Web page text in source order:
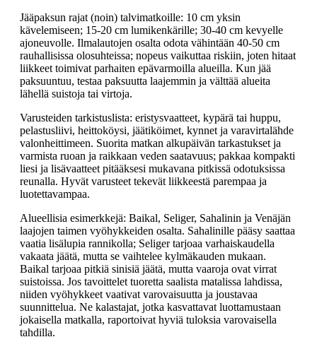
Jääpaksun rajat (noin) talvimatkoille: 10 cm yksin
kävelemiseen; 15-20 cm lumikenkärille; 30-40 cm kevyelle
ajoneuvolle. Ilmalautojen osalta odota vähintään 40-50 cm
rauhallisissa olosuhteissa; nopeus vaikuttaa riskiin, joten hitaat
liikkeet toimivat parhaiten epävarmoilla alueilla. Kun jää
paksuuntuu, testaa paksuutta laajemmin ja välttää alueita
lähellä suistoja tai virtoja.
Varusteiden tarkistuslista: eristysvaatteet, kypärä tai huppu,
pelastusliivi, heittoköysi, jäätiköimet, kynnet ja varavirtalähde
valonheittimeen. Suorita matkan alkupäivän tarkastukset ja
varmista ruoan ja raikkaan veden saatavuus; pakkaa kompakti
liesi ja lisävaatteet pitääksesi mukavana pitkissä odotuksissa
reunalla. Hyvät varusteet tekevät liikkeestä parempaa ja
luotettavampaa.
Alueellisia esimerkkejä: Baikal, Seliger, Sahalinin ja Venäjän
laajojen taimen vyöhykkeiden osalta. Sahalinille pääsy saattaa
vaatia lisälupia rannikolla; Seliger tarjoaa varhaiskaudella
vakaata jäätä, mutta se vaihtelee kylmäkauden mukaan.
Baikal tarjoaa pitkiä sinisiä jäätä, mutta vaaroja ovat virrat
suistoissa. Jos tavoittelet tuoretta saalista matalissa lahdissa,
niiden vyöhykkeet vaativat varovaisuutta ja joustavaa
suunnittelua. Ne kalastajat, jotka kasvattavat luottamustaan
jokaisella matkalla, raportoivat hyviä tuloksia varovaisella
tahdilla.